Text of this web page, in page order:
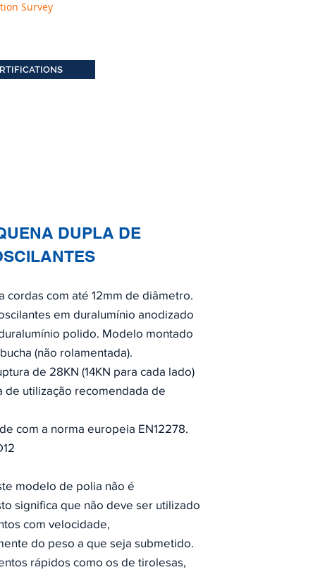
Survey
DUPLA DE
cordas com até 12mm de diâmetro.
em duralumínio anodizado
polido. Modelo montado
(não rolamentada).
de 28KN (14KN para cada lado)
de utilização recomendada de
com a norma europeia EN12278.
modelo de polia não é
significa que não deve ser utilizado
com velocidade,
do peso a que seja submetido.
rápidos como os de tirolesas,